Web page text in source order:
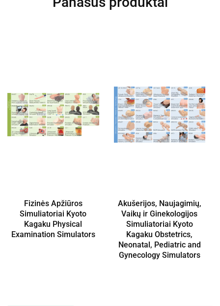
Fizinės Apžiūros
Simuliatoriai Kyoto
Kagaku Physical
Examination Simulators
Akušerijos, Naujagimių,
Vaikų ir Ginekologijos
Simuliatoriai Kyoto
Kagaku Obstetrics,
Neonatal, Pediatric and
Gynecology Simulators